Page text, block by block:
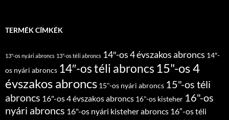
TERMÉK CÍMKÉK
13"-os nyári abroncs 13"-os téli abroncs 14″-os 4 évszakos abroncs 14″-
os nyári abroncs 14″-os téli abroncs 15"-os 4
évszakos abroncs 15"-os nyári abroncs 15"-os téli
abroncs 16"-os 4 évszakos abroncs 16"-os kisteher 16"-os
nyári abroncs 16"-os nyári kisteher abroncs 16″-os téli